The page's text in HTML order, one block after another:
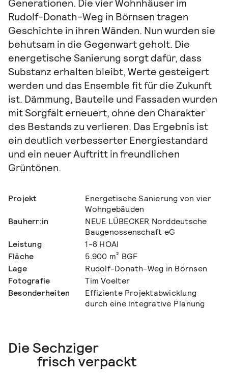
Generationen. Die vier Wohnhäuser im
Rudolf-Donath-Weg in Börnsen tragen
Geschichte in ihren Wänden. Nun wurden sie
behutsam in die Gegenwart geholt. Die
energetische Sanierung sorgt dafür, dass
Substanz erhalten bleibt, Werte gesteigert
werden und das Ensemble fit für die Zukunft
ist. Dämmung, Bauteile und Fassaden wurden
mit Sorgfalt erneuert, ohne den Charakter
des Bestands zu verlieren. Das Ergebnis ist
ein deutlich verbesserter Energiestandard
und ein neuer Auftritt in freundlichen
Grüntönen.
Projekt
Energetische Sanierung von vier
Wohngebäuden
Bauherr:in
NEUE LÜBECKER Norddeutsche
Baugenossenschaft eG
Leistung
1-8 HOAI
Fläche
5.900 m² BGF
Lage
Rudolf-Donath-Weg in Börnsen
Fotografie
Tim Voelter
Besonderheiten
Effiziente Projektabwicklung
durch eine integrative Planung
Die Sechziger
frisch verpackt